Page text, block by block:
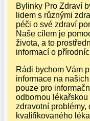
Bylinky Pro Zdraví
lidem s různými
péči o své zdraví
Naše cílem je
života, a to
informací o
Rádi bychom Vám
informace na
pouze pro
odbornou
zdravotní problémy,
kvalifikovaného